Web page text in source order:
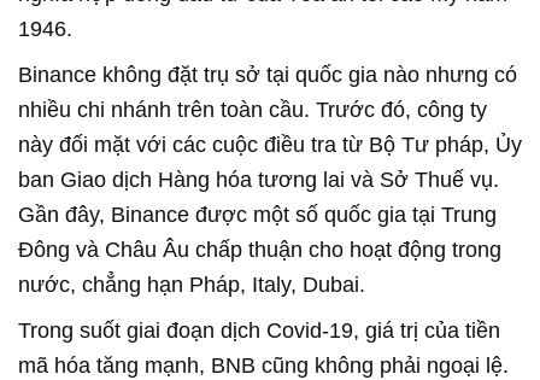
1946.
Binance không đặt trụ sở tại quốc gia nào nhưng có
nhiều chi nhánh trên toàn cầu. Trước đó, công ty
này đối mặt với các cuộc điều tra từ Bộ Tư pháp, Ủy
ban Giao dịch Hàng hóa tương lai và Sở Thuế vụ.
Gần đây, Binance được một số quốc gia tại Trung
Đông và Châu Âu chấp thuận cho hoạt động trong
nước, chẳng hạn Pháp, Italy, Dubai.
Trong suốt giai đoạn dịch Covid-19, giá trị của tiền
mã hóa tăng mạnh, BNB cũng không phải ngoại lệ.